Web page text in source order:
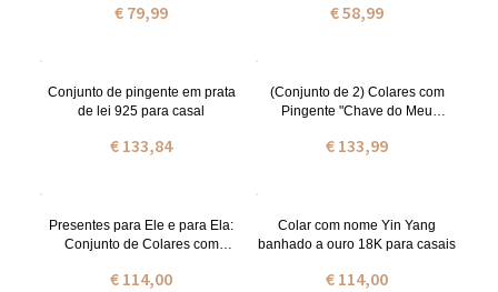
€ 79,99 € 58,99
Conjunto de pingente em prata
de lei 925 para casal
€ 133,84
(Conjunto de 2) Colares com
Pingente "Chave do Meu
Nome e Pedra de Nascimento
€ 133,99
Presentes para Ele e para Ela:
Conjunto de Colares com
Nascimento Yin Yang e Nomes
€ 114,00
Colar com nome Yin Yang
banhado a ouro 18K para casais
€ 114,00